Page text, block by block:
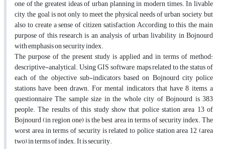
one of the greatest ideas of urban planning in modern times. In livable
city, the goal is not only to meet the physical needs of urban society, but
also to create a sense of citizen satisfaction According to this, the main
purpose of this research is an analysis of urban livability in Bojnourd
with emphasis on security index.
The purpose of the present study is applied and in terms of method:
descriptive-analytical. Using GIS software, maps related to the status of
each of the objective sub-indicators based on Bojnourd city police
stations have been drawn. For mental indicators that have 8 items, a
questionnaire The sample size in the whole city of Bojnourd is 383
people. The results of this study show that police station area 13 of
Bojnourd (in region one) is the best area in terms of security index. The
worst area in terms of security is related to police station area 12 (area
two) in terms of index. It is security.